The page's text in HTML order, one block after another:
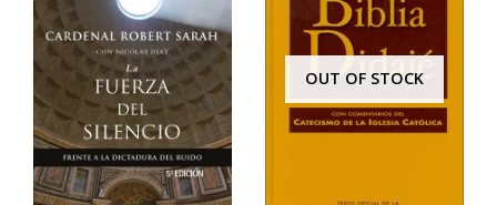
OUT OF STOCK